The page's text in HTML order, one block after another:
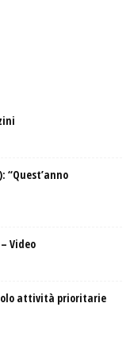
“Quest’anno
Video
attività prioritarie